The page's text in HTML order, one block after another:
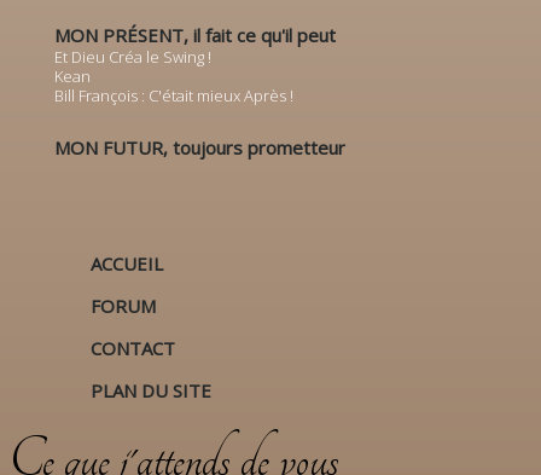
MON PRÉSENT, il fait ce qu'il peut
Et Dieu Créa le Swing !
Kean
Bill François : C'était mieux Après !
MON FUTUR, toujours prometteur
ACCUEIL
FORUM
CONTACT
PLAN DU SITE
Ce que j'attends de vous